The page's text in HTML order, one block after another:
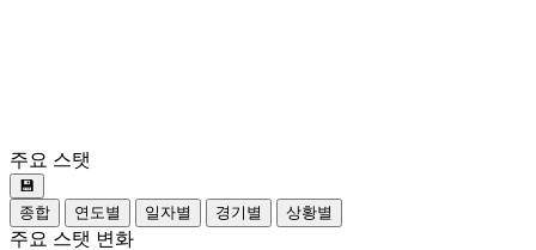
주요 스탯
💾
종합
연도별 일자별 경기별 상황별
주요 스탯 변화